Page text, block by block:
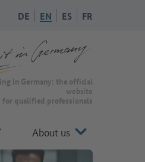
DE EN ES FR
of Make it in Germany
in Germany: the official
website
for qualified professionals
About us